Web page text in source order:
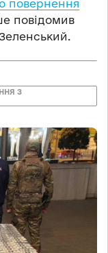
повернення
повідомив
З